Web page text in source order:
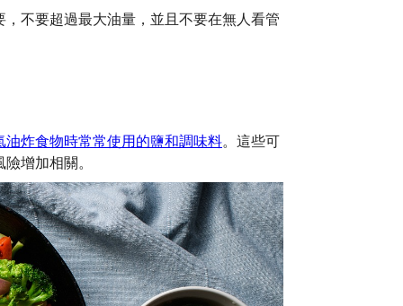
不要超過最大油量，並且不要在無人看管
油炸食物時常常使用的鹽和調味料。這些可
險增加相關。